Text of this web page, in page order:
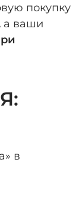
покупку
а ваши
в